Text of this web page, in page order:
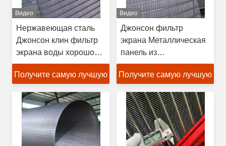
Видео
Нержавеющая сталь
Джонсон клин фильтр
экрана воды хорошо
экрана круглая форма
Получите самую лучшую
цену
Видео
Джонсон фильтр
экрана Металлическая
панель из
нержавеющей стали
Клин проволока экрана
скважины фильтр
Получите самую лучшую
цену